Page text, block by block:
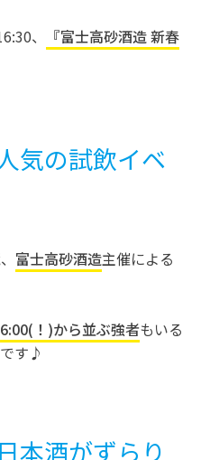
、
『富士高砂酒造 新春
気の試飲イベ
富士高砂酒造主催による
6:00(！)から並ぶ強者もいる
す♪
本酒がずらり